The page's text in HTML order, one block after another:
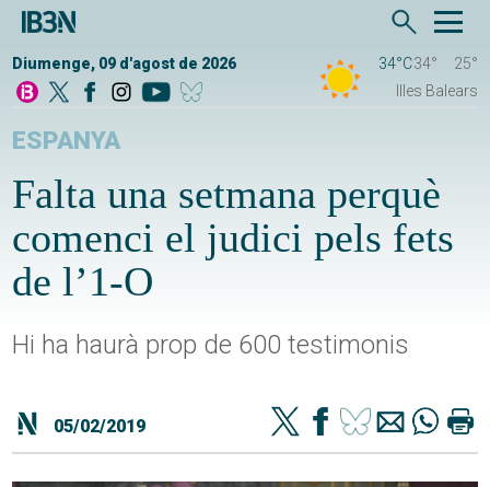
Diumenge, 09 d'agost de 2026 34°C34°
25°
Illes Balears
ESPANYA
Falta una setmana perquè
comenci el judici pels fets
de l’1-O
Hi ha haurà prop de 600 testimonis
05/02/2019